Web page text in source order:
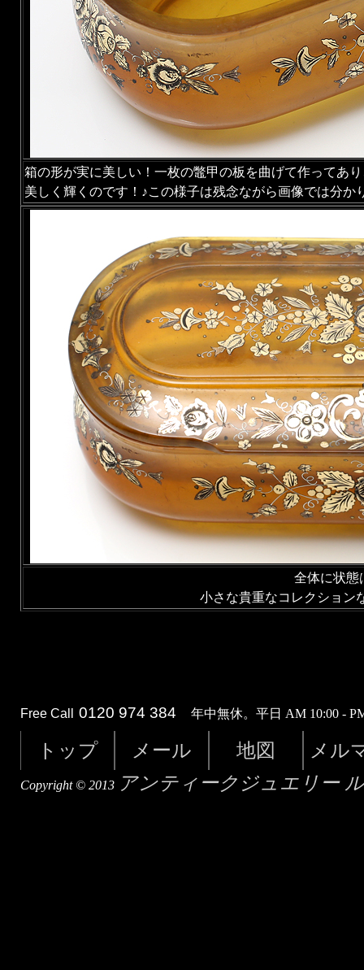
箱の形が実に美しい！一枚の鼈甲の板を曲げて作ってあ
美しく輝くのです！♪この様子は残念ながら画像では分か
全体に状態
小さな貴重なコレクション
Free Call 0120 974 384 年中無休。平日 AM 10:00 -
トップ メール 地図 メル
Copyright © 2013 アンティークジュエリー